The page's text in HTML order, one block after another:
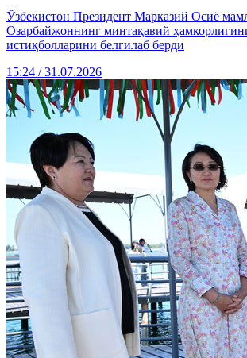
Ўзбекистон Президент Марказий Осиё
Озарбайжоннинг минтақавий
истиқболларини белгилаб берди
15:24 / 31.07.2026